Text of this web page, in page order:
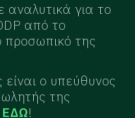
αναλυτικά για το
από το
προσωπικό της
ο υπεύθυνος
της
ΕΔΩ!